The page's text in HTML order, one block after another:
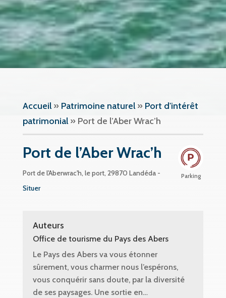
Accueil» Patrimoine naturel» Port d'intérêt
patrimonial» Port de l’Aber Wrac’h
Parking
Port de l’Aber Wrac’h
Port de l'Aberwrac'h, le port, 29870 Landéda -
Situer
Auteurs
Office de tourisme du Pays des Abers
Le Pays des Abers va vous étonner
sûrement, vous charmer nous l’espérons,
vous conquérir sans doute, par la diversité
de ses paysages. Une sortie en…